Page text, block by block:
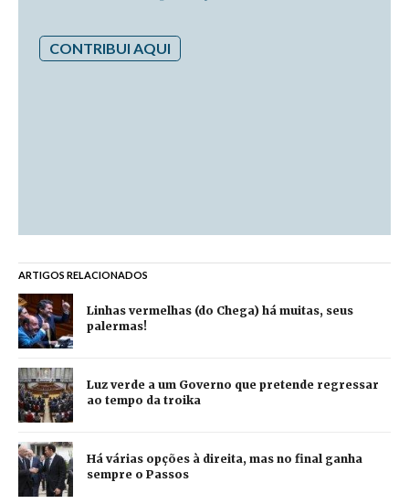
CONTRIBUI AQUI
ARTIGOS RELACIONADOS
Linhas vermelhas (do Chega) há muitas, seus
palermas!
Luz verde a um Governo que pretende regressar
ao tempo da troika
Há várias opções à direita, mas no final ganha
sempre o Passos